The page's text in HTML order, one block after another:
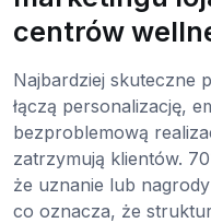
centrów
Najbardziej skuteczne
łączą personalizację,
bezproblemową
zatrzymują klientów.
że uznanie lub
co oznacza, że